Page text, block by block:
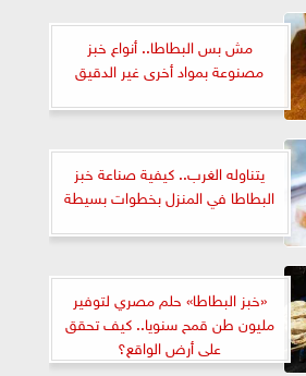
مش بس البطاطا.. أنواع خبز
مصنوعة بمواد أخرى غير الدقيق
يتناوله الغرب.. كيفية صناعة خبز
البطاطا في المنزل بخطوات بسيطة
«خبز البطاطا» حلم مصري لتوفير
مليون طن قمح سنويا.. كيف تحقق
على أرض الواقع؟